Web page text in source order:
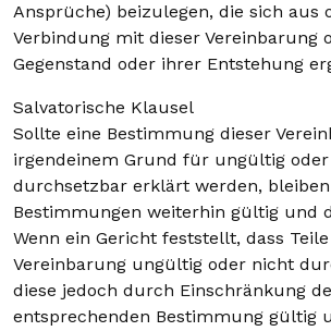
Ansprüche) beizulegen, die sich aus
Verbindung mit dieser Vereinbarung
Gegenstand oder ihrer Entstehung
Salvatorische Klausel
Sollte eine Bestimmung dieser
irgendeinem Grund für ungültig
durchsetzbar erklärt werden,
Bestimmungen weiterhin gültig und
Wenn ein Gericht feststellt, dass
Vereinbarung ungültig oder nicht
diese jedoch durch Einschränkung
entsprechenden Bestimmung gültig